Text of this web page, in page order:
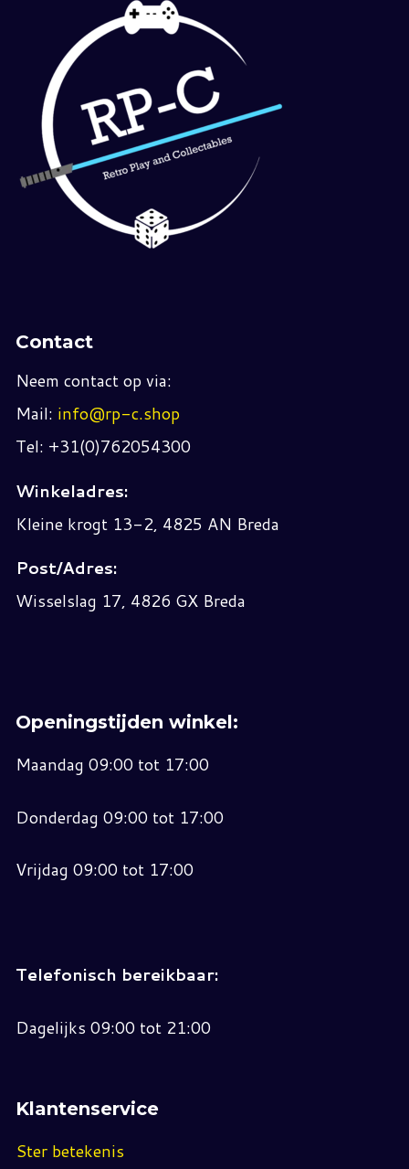
Contact
Neem contact op via:
Mail: info@rp-c.shop
Tel: +31(0)762054300
Winkeladres:
Kleine krogt 13-2, 4825 AN Breda
Post/Adres:
Wisselslag 17, 4826 GX Breda
Openingstijden winkel:
Maandag 09:00 tot 17:00
Donderdag 09:00 tot 17:00
Vrijdag 09:00 tot 17:00
Telefonisch bereikbaar:
Dagelijks 09:00 tot 21:00
Klantenservice
Ster betekenis